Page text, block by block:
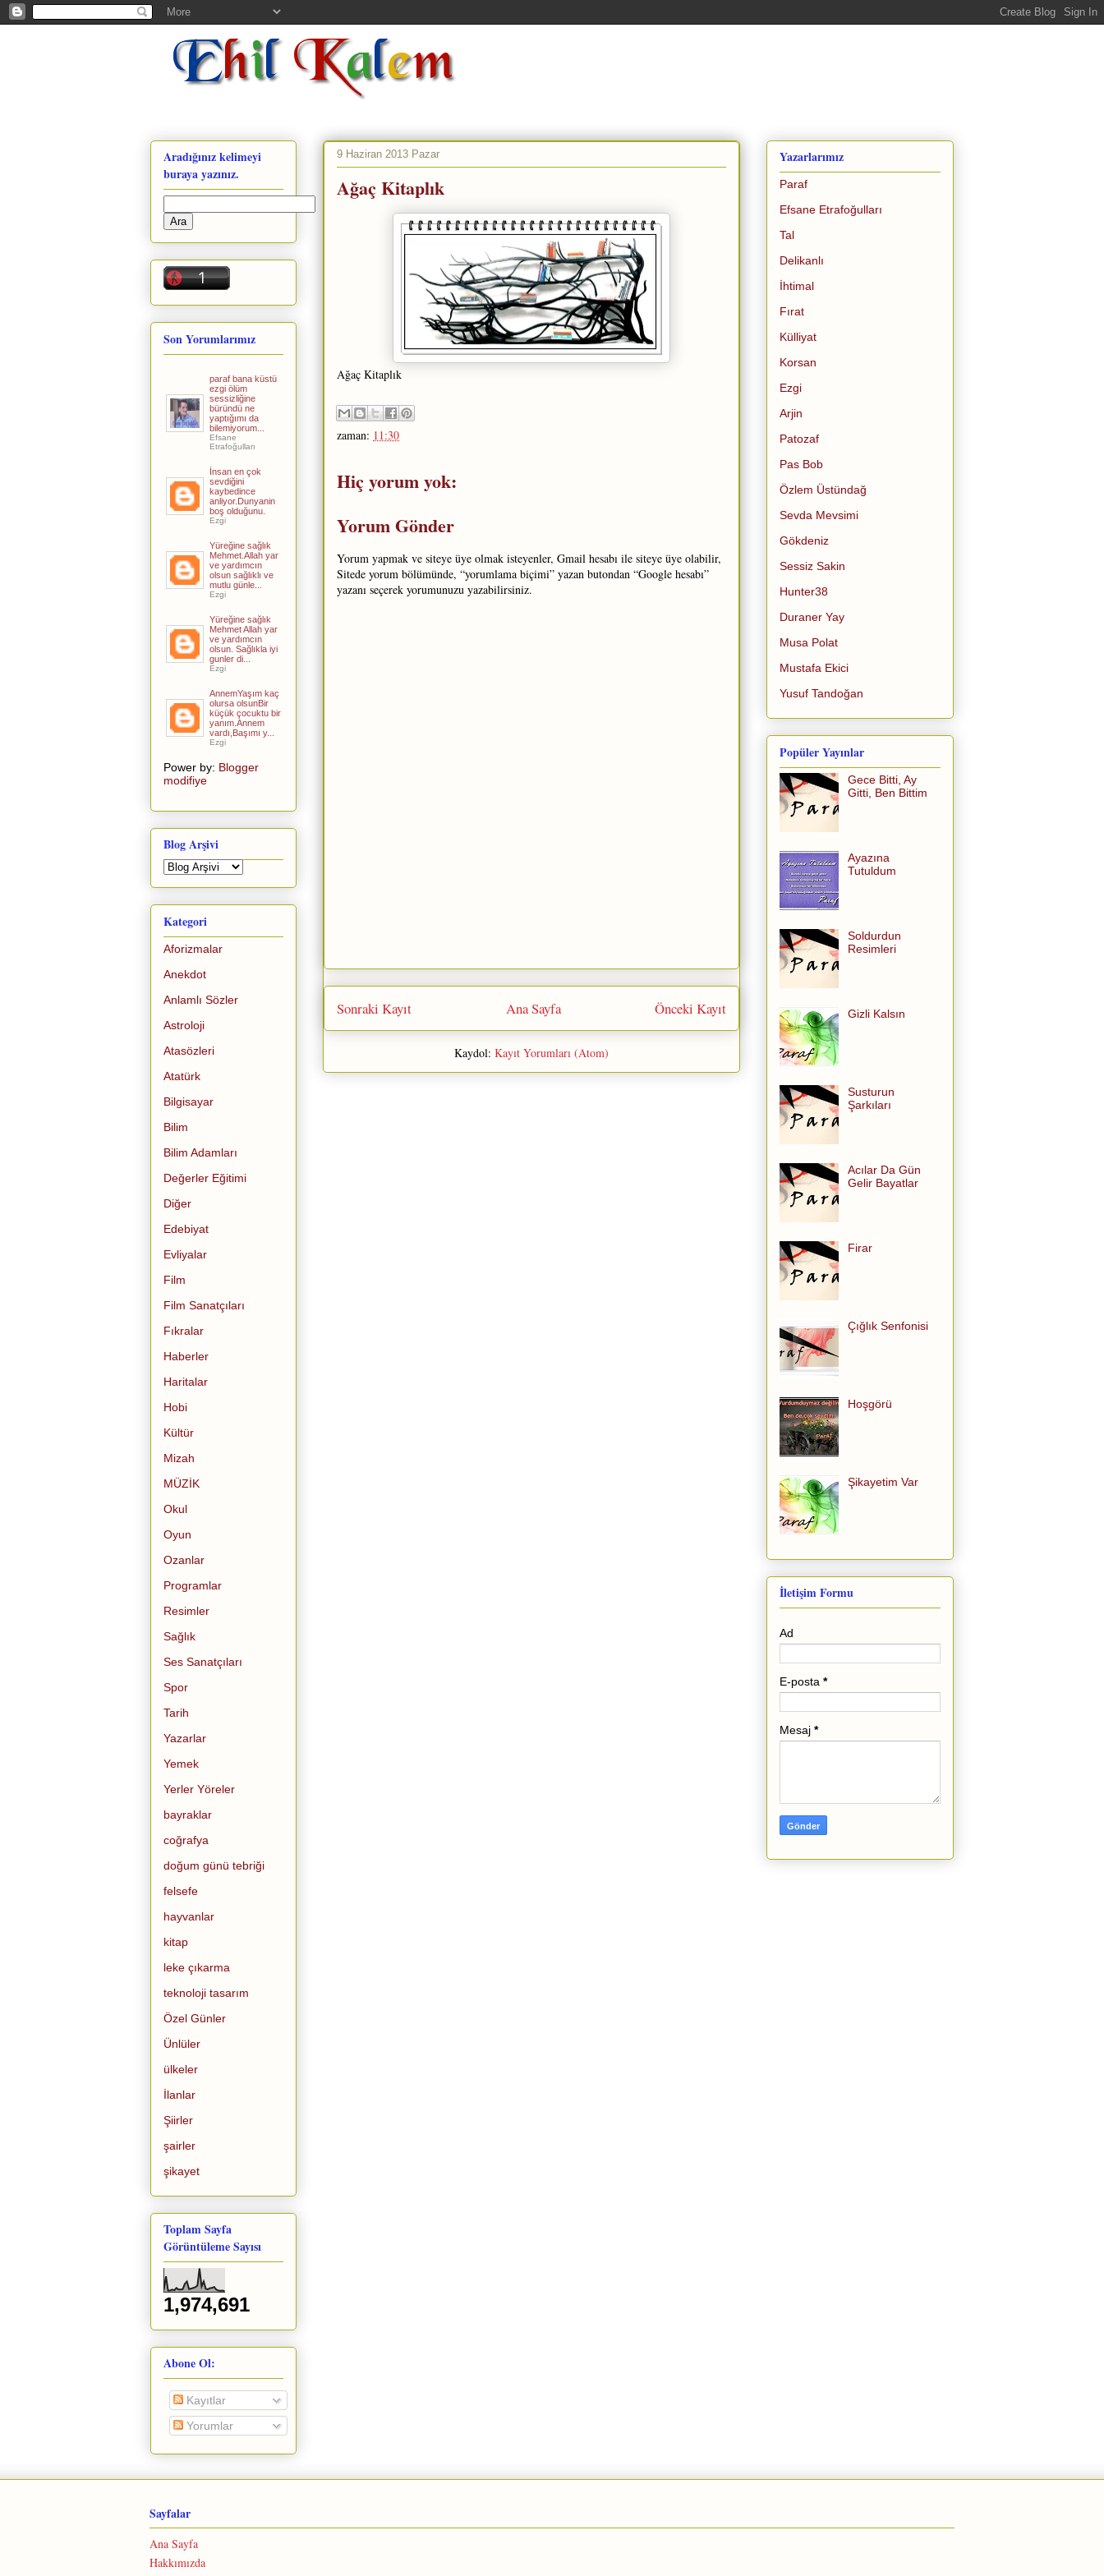
9 Haziran 2013 Pazar
Ağaç Kitaplık
Ağaç Kitaplık
zaman: 11:30
Hiç yorum yok:
Yorum Gönder
Yorum yapmak ve siteye üye olmak isteyenler, Gmail hesabı ile siteye üye olabilir,
Sitede yorum bölümünde, “yorumlama biçimi” yazan butondan “Google hesabı”
yazanı seçerek yorumunuzu yazabilirsiniz.
Sonraki Kayıt Önceki Kayıt
Ana Sayfa
Kaydol: Kayıt Yorumları (Atom)
Aradığınız kelimeyi
buraya yazınız.
Son Yorumlarımız
paraf bana küstü
ezgi ölüm
sessizliğine
büründü ne
yaptığımı da
bilemiyorum...
Efsane
Etrafoğulları
İnsan en çok
sevdiğini
kaybedince
anliyor.Dunyanin
boş olduğunu.
Ezgi
Yüreğine sağlık
Mehmet.Allah yar
ve yardımcın
olsun sağlıklı ve
mutlu günle...
Ezgi
Yüreğine sağlık
Mehmet Allah yar
ve yardımcın
olsun. Sağlıkla iyi
gunler di...
Ezgi
AnnemYaşım kaç
olursa olsunBir
küçük çocuktu bir
yanım.Annem
vardı,Başımı y...
Ezgi
Power by: Blogger
modifiye
Blog Arşivi
Kategori
Aforizmalar
Anekdot
Anlamlı Sözler
Astroloji
Atasözleri
Atatürk
Bilgisayar
Bilim
Bilim Adamları
Değerler Eğitimi
Diğer
Edebiyat
Evliyalar
Film
Film Sanatçıları
Fıkralar
Haberler
Haritalar
Hobi
Kültür
Mizah
MÜZİK
Okul
Oyun
Ozanlar
Programlar
Resimler
Sağlık
Ses Sanatçıları
Spor
Tarih
Yazarlar
Yemek
Yerler Yöreler
bayraklar
coğrafya
doğum günü tebriği
felsefe
hayvanlar
kitap
leke çıkarma
teknoloji tasarım
Özel Günler
Ünlüler
ülkeler
İlanlar
Şiirler
şairler
şikayet
Toplam Sayfa
Görüntüleme Sayısı
1,974,691
Abone Ol:
Kayıtlar
Yorumlar
Yazarlarımız
Paraf
Efsane Etrafoğulları
Tal
Delikanlı
İhtimal
Fırat
Külliyat
Korsan
Ezgi
Arjin
Patozaf
Pas Bob
Özlem Üstündağ
Sevda Mevsimi
Gökdeniz
Sessiz Sakin
Hunter38
Duraner Yay
Musa Polat
Mustafa Ekici
Yusuf Tandoğan
Popüler Yayınlar
Gece Bitti, Ay
Gitti, Ben Bittim
Ayazına
Tutuldum
Soldurdun
Resimleri
Gizli Kalsın
Susturun
Şarkıları
Acılar Da Gün
Gelir Bayatlar
Firar
Çığlık Senfonisi
Hoşgörü
Şikayetim Var
İletişim Formu
Ad
E-posta *
Mesaj *
Sayfalar
Ana Sayfa
Hakkımızda